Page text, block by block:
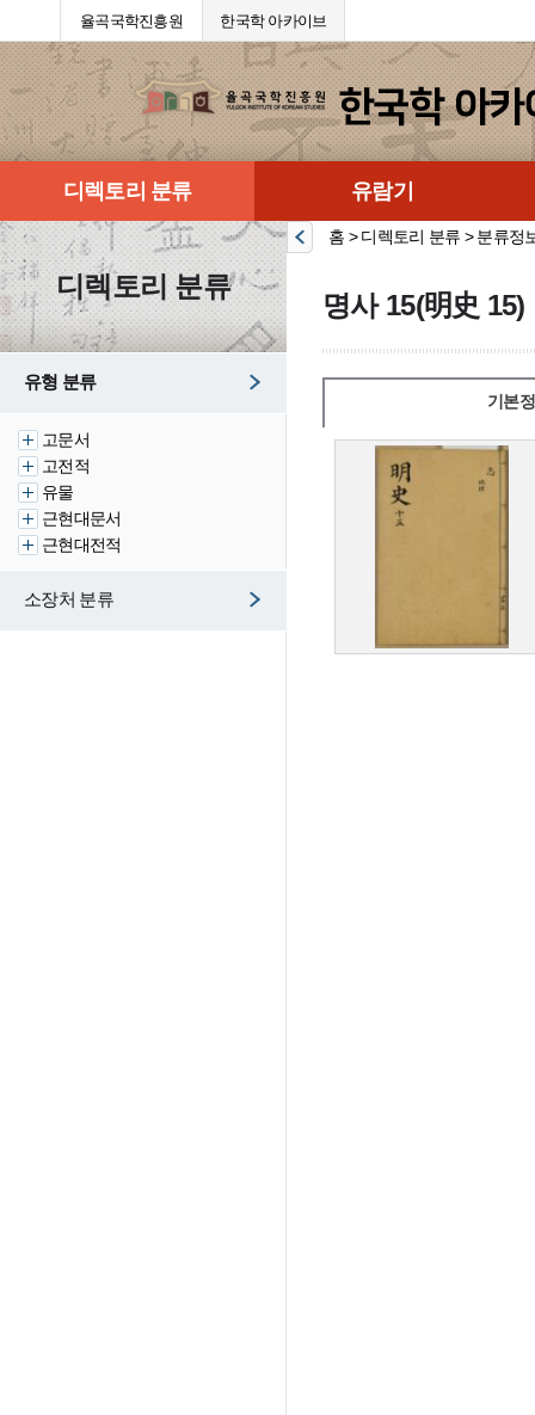
율곡국학진흥원 한국학 아카이브
디렉토리 분류 유람기
디렉토리 분류
유형 분류
고문서
고전적
유물
근현대문서
근현대전적
소장처 분류
홈 > 디렉토리 분류 > 분류정
명사 15(明史 15)
기본